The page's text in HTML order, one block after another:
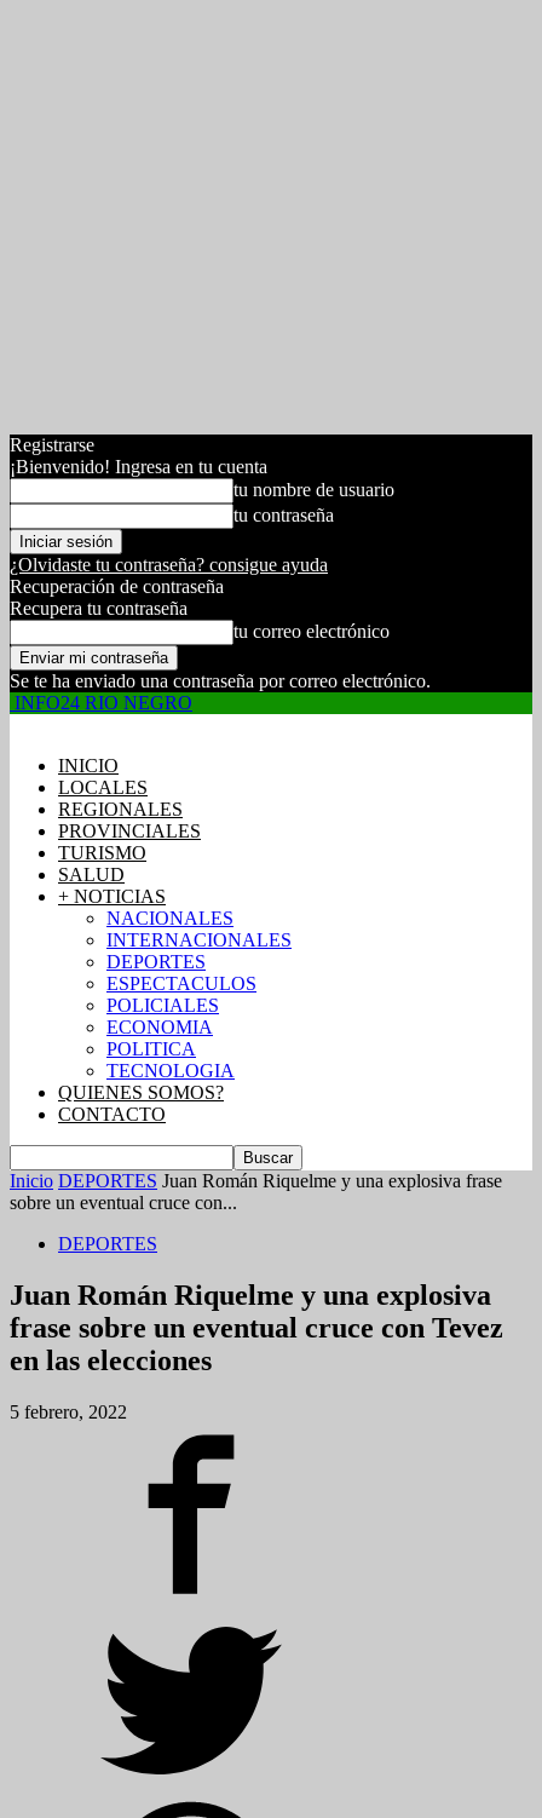
Registrarse
¡Bienvenido! Ingresa en tu cuenta
tu nombre de usuario
tu contraseña
¿Olvidaste tu contraseña? consigue ayuda
Recuperación de contraseña
Recupera tu contraseña
tu correo electrónico
Se te ha enviado una contraseña por correo electrónico.
INFO24 RIO NEGRO
INICIO
LOCALES
REGIONALES
PROVINCIALES
TURISMO
SALUD
+ NOTICIAS
NACIONALES
INTERNACIONALES
DEPORTES
ESPECTACULOS
POLICIALES
ECONOMIA
POLITICA
TECNOLOGIA
QUIENES SOMOS?
CONTACTO
Inicio DEPORTES Juan Román Riquelme y una explosiva frase
sobre un eventual cruce con...
DEPORTES
Juan Román Riquelme y una explosiva
frase sobre un eventual cruce con Tevez
en las elecciones
5 febrero, 2022